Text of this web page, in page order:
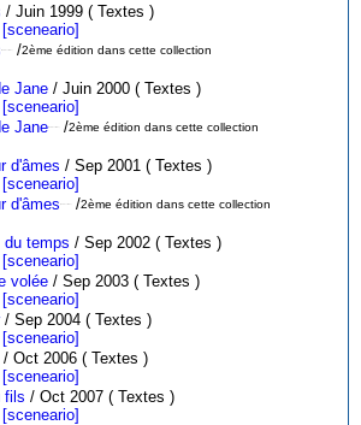
/ Juin 1999 ( Textes )
[sceneario]
/2ème édition dans cette collection
Jane
/ Juin 2000 ( Textes )
[sceneario]
Jane /2ème édition dans cette collection
d'âmes
/ Sep 2001 ( Textes )
[sceneario]
d'âmes /2ème édition dans cette collection
temps
/ Sep 2002 ( Textes )
[sceneario]
volée
/ Sep 2003 ( Textes )
[sceneario]
/ Sep 2004 ( Textes )
[sceneario]
/ Oct 2006 ( Textes )
[sceneario]
fils
/ Oct 2007 ( Textes )
[sceneario]